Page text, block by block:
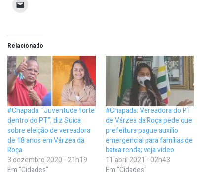
Relacionado
#Chapada: “Juventude forte
dentro do PT”, diz Suíca
sobre eleição de vereadora
de 18 anos em Várzea da
Roça
3 dezembro 2020 - 21h19
Em "Cidades"
#Chapada: Vereadora do PT
de Várzea da Roça pede que
prefeitura pague auxílio
emergencial para famílias de
baixa renda; veja vídeo
11 abril 2021 - 02h43
Em "Cidades"